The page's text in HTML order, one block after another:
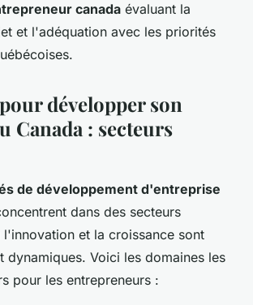
canada évaluant la
et l'adéquation avec les priorités
développer son
Canada : secteurs
de développement d'entreprise
dans des secteurs
l'innovation et la croissance sont
dynamiques. Voici les domaines les
pour les entrepreneurs :